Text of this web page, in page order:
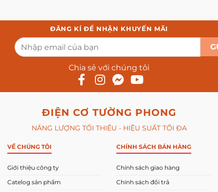
ĐĂNG KÍ ĐỂ NHẬN KHUYẾN MÃI
Chia sẻ với chúng tôi
ĐIỆN CƠ TƯỜNG PHONG
NĂNG LƯỢNG TỐI THIỂU - HIỆU SUẤT TỐI ĐA
VỀ CHÚNG TÔI
Giới thiệu công ty
Catelog sản phẩm
CHÍNH SÁCH BÁN HÀNG
Chính sách giao hàng
Chính sách đổi trả